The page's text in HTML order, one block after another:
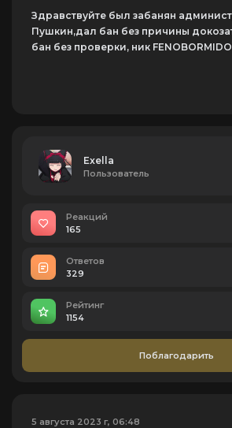
Здравствуйте был забанян
Пушкин,дал бан без причины
бан без проверки, ник
Exella
Пользователь
Реакций
165
Ответов
329
Рейтинг
1154
Поблагодарить
5 августа 2023 г, 06:48